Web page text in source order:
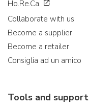
Ho.Re.Ca.
Collaborate with us
Become a supplier
Become a retailer
Consiglia ad un amico
Tools and support